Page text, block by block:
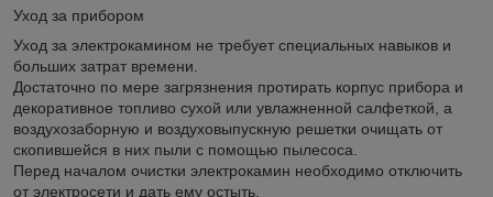
Уход за прибором
Уход за электрокамином не требует специальных навыков и
больших затрат времени.
Достаточно по мере загрязнения протирать корпус прибора и
декоративное топливо сухой или увлажненной салфеткой, а
воздухозаборную и воздуховыпускную решетки очищать от
скопившейся в них пыли с помощью пылесоса.
Перед началом очистки электрокамин необходимо отключить
от электросети и дать ему остыть.